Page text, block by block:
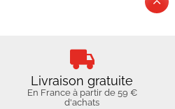
Livraison gratuite
En France à partir de 59 €
d'achats